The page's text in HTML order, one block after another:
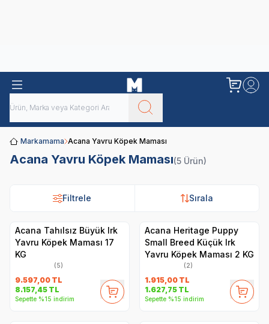
Markamama Acana Yavru Köpek Maması
Acana Yavru Köpek Maması(5 Ürün)
Filtrele Sırala
Acana Tahılsız Büyük Irk
Yavru Köpek Maması 17
KG
(5)
9.597,00 TL
8.157,45 TL
Sepette %15 indirim
Acana Heritage Puppy
Small Breed Küçük Irk
Yavru Köpek Maması 2 KG
(2)
1.915,00 TL
1.627,75 TL
Sepette %15 indirim